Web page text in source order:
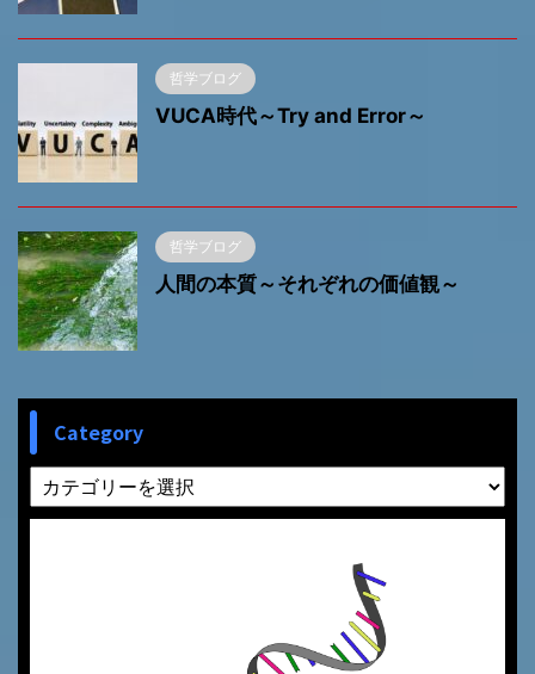
哲学ブログ
VUCA時代～Try and Error～
哲学ブログ
人間の本質～それぞれの価値観～
Category